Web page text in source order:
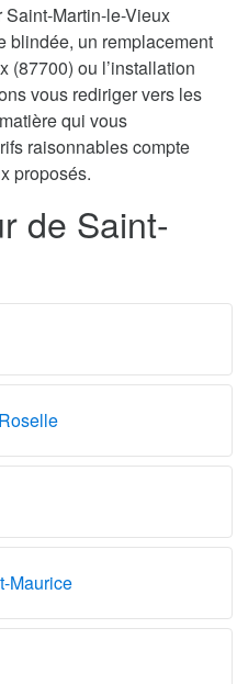
Martin-le-Vieux
blindée, un remplacement
(87700) ou l’installation
vous rediriger vers les
qui vous
raisonnables compte
proposés.
de Saint-
Maurice